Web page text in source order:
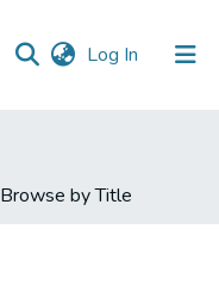
Log In (current)
Browse by Title